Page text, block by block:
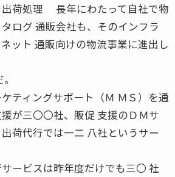
出荷処理 長年にわたって自社で物
ログ 通販会社も、そのインフラ
ット 通販向けの物流事業に進出し
ティングサポート（Ｍ ＭＳ）を通
が三〇〇社、販促 支援のＤＭサ
荷代行では一二 八社というサー
ービスは昨年度だけでも三〇 社